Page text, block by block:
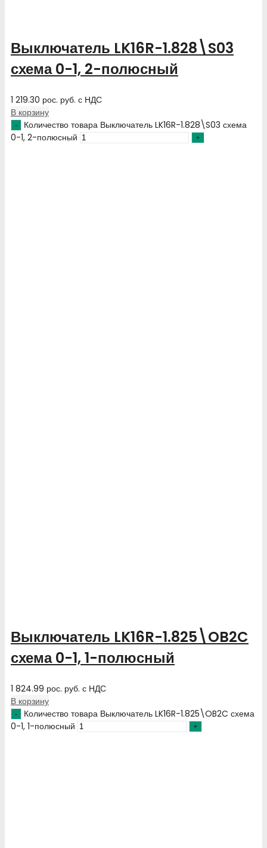
Выключатель LK16R-1.828\S03
схема 0-1, 2-полюсный
1 219.30 рос. руб. с НДС
В корзину
Количество товара Выключатель LK16R-1.828\S03 схема
0-1, 2-полюсный
Выключатель LK16R-1.825\OB2C
схема 0-1, 1-полюсный
1 824.99 рос. руб. с НДС
В корзину
Количество товара Выключатель LK16R-1.825\OB2C схема
0-1, 1-полюсный